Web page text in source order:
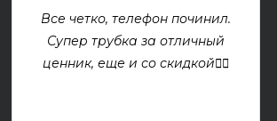
Все четко, телефон починил.
Супер трубка за отличный
ценник, еще и со скидкой👍🏻